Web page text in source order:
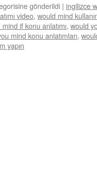
gönderildi | ingilizce
video, would mind
if konu anlatımı, would
mind konu anlatımları,
yapın